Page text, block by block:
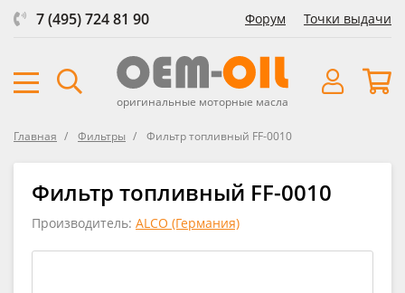
7 (495) 724 81 90 Форум Точки выдачи
оригинальные моторные масла
Главная Фильтры Фильтр топливный FF-0010
Фильтр топливный FF-0010
Производитель: ALCO (Германия)